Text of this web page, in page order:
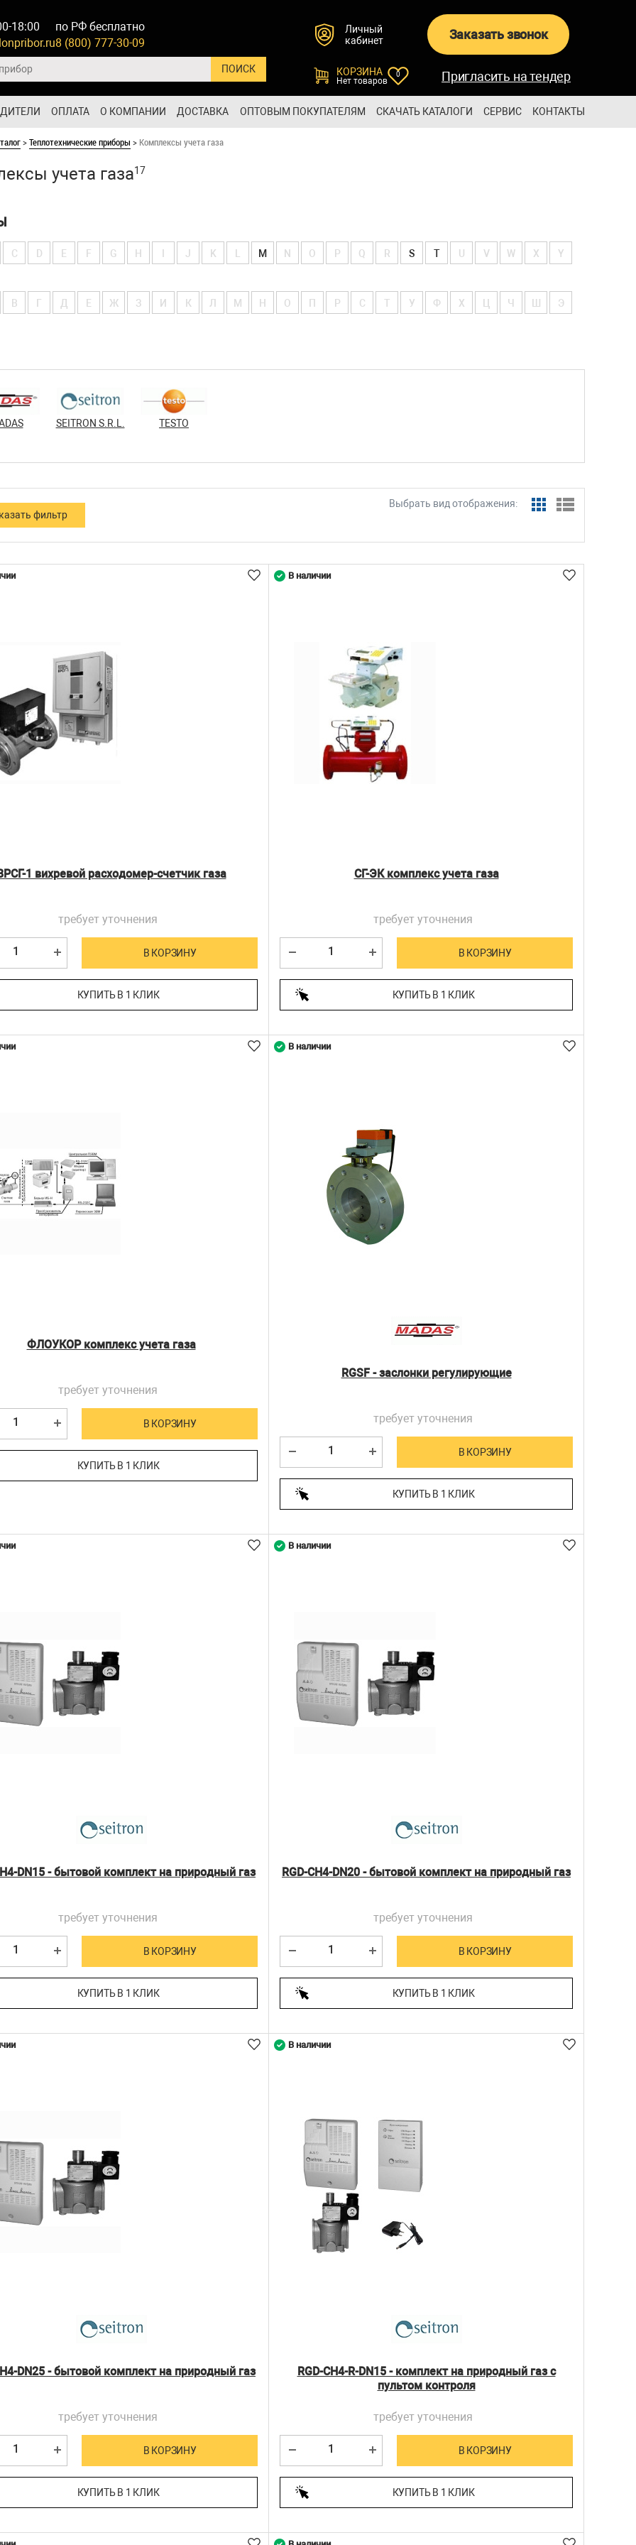
18:00
по РФ бесплатно
8 (800) 777-30-09
Личный
кабинет
Заказать звонок
КОРЗИНА
Нет товаров
0 Пригласить на тендер
ОПЛАТА О КОМПАНИИ ДОСТАВКА ОПТОВЫМ ПОКУПАТЕЛЯМ СКАЧАТЬ КАТАЛОГИ СЕРВИС КОНТАКТЫ
>Теплотехнические приборы > Комплексы учета газа
учета газа17
C D E F G H J K M N O P Q R S T V W X Y
В Г Д Е Ж З И К Л М Н О П Р С Т У Ф Х Ч Э
SEITRON S.R.L. TESTO
Выбрать вид отображения:
1 вихревой расходомер-счетчик газа
требует уточнения
В КОРЗИНУ
КУПИТЬ В 1 КЛИК
СГ-ЭК комплекс учета газа
требует уточнения
В КОРЗИНУ
КУПИТЬ В 1 КЛИК
В наличии
ФЛОУКОР комплекс учета газа
требует уточнения
В КОРЗИНУ
КУПИТЬ В 1 КЛИК
RGSF - заслонки регулирующие
требует уточнения
В КОРЗИНУ
КУПИТЬ В 1 КЛИК
В наличии
DN15 - бытовой комплект на природный газ
требует уточнения
В КОРЗИНУ
КУПИТЬ В 1 КЛИК
RGD-CH4-DN20 - бытовой комплект на природный газ
требует уточнения
В КОРЗИНУ
КУПИТЬ В 1 КЛИК
В наличии
DN25 - бытовой комплект на природный газ
требует уточнения
В КОРЗИНУ
КУПИТЬ В 1 КЛИК
RGD-CH4-R-DN15 - комплект на природный газ с
пультом контроля
требует уточнения
В КОРЗИНУ
КУПИТЬ В 1 КЛИК
В наличии